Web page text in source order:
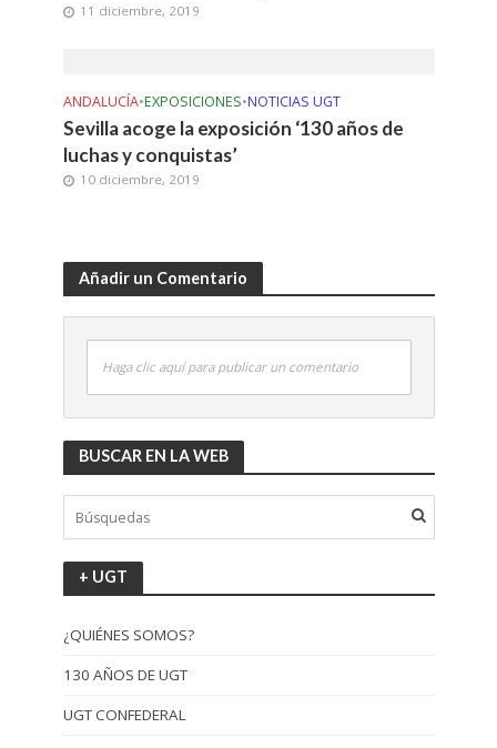
11 diciembre, 2019
ANDALUCÍA•EXPOSICIONES•NOTICIAS UGT
Sevilla acoge la exposición ‘130 años de
luchas y conquistas’
10 diciembre, 2019
Añadir un Comentario
Haga clic aquí para publicar un comentario
BUSCAR EN LA WEB
+ UGT
¿QUIÉNES SOMOS?
130 AÑOS DE UGT
UGT CONFEDERAL